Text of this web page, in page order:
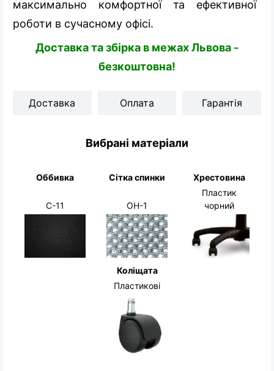
максимально комфортної та ефективної
роботи в сучасному офісі.
Доставка та збірка в межах Львова -
безкоштовна!
Доставка Оплата Гарантія
Вибрані матеріали
Оббивка
С-11
Сітка спинки
OH-1
Хрестовина
Пластик
чорний
Коліщата
Пластикові